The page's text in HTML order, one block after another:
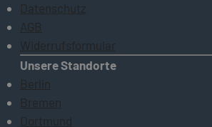
Datenschutz
AGB
Widerrufsformular
Unsere Standorte
Berlin
Bremen
Dortmund